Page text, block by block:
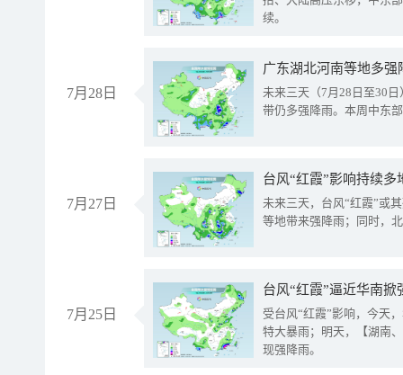
续。
7月28日
广东湖北河南等地多
未来三天（7月28日至30
带仍多强降雨。本周中东
7月27日
台风“红霞”影响持续
未来三天，台风“红霞”或
等地带来强降雨；同时，
7月25日
台风“红霞”逼近华南
受台风“红霞”影响，今天
特大暴雨；明天，【湖南
现强降雨。